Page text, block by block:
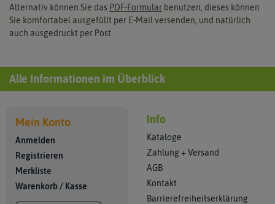
Alternativ können Sie das PDF-Formular benutzen, dieses können
Sie komfortabel ausgefüllt per E-Mail versenden, und natürlich
auch ausgedruckt per Post.
Alle Informationen im Überblick
Mein Konto
Anmelden
Registrieren
Merkliste
Warenkorb / Kasse
Info
Kataloge
Zahlung + Versand
AGB
Kontakt
Barrierefreiheitserklärung